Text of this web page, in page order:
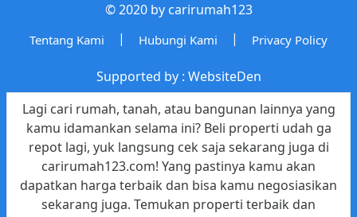
© 2020 by carirumah123
Tentang Kami | Hubungi Kami | Privacy Policy
Supported by : WebsiteDen
Lagi cari rumah, tanah, atau bangunan lainnya yang
kamu idamankan selama ini? Beli properti udah ga
repot lagi, yuk langsung cek saja sekarang juga di
carirumah123.com! Yang pastinya kamu akan
dapatkan harga terbaik dan bisa kamu negosiasikan
sekarang juga. Temukan properti terbaik dan